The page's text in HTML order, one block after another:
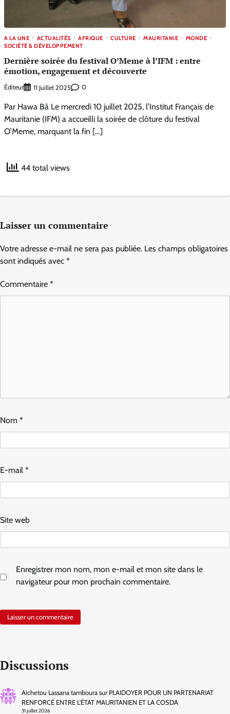
A LA UNE ACTUALITÉS AFRIQUE CULTURE MAURITANIE
MONDE
SOCIÉTÉ & DÉVELOPPEMENT
Dernière soirée du festival O’Meme à l’IFM : entre
émotion, engagement et découverte
Éditeur 11 Juillet 2025 0
Par Hawa Bâ Le mercredi 10 juillet 2025, l’Institut Français de
Mauritanie (IFM) a accueilli la soirée de clôture du festival
O’Meme, marquant la fin […]
44 total views
Laisser un commentaire
Votre adresse e-mail ne sera pas publiée. Les champs obligatoires
sont indiqués avec *
Commentaire *
Nom *
E-mail *
Site web
Enregistrer mon nom, mon e-mail et mon site dans le
navigateur pour mon prochain commentaire.
Discussions
Aichetou Lassana tambourasur PLAIDOYER POUR UN PARTENARIAT
RENFORCÉ ENTRE L’ÉTAT MAURITANIEN ET LA COSDA
31 juillet 2026